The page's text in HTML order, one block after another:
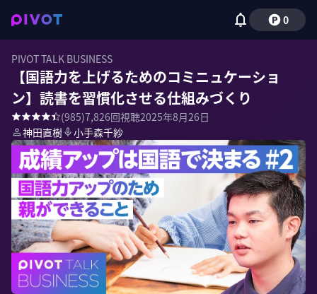
0
PIVOT TALK BUSINESS
【国語力を上げるためのコミニュケーショ
ン】読書を習慣化させる仕組みづくり
(985)7,826回視聴2025年8月26日
神田直樹
小手森千紗